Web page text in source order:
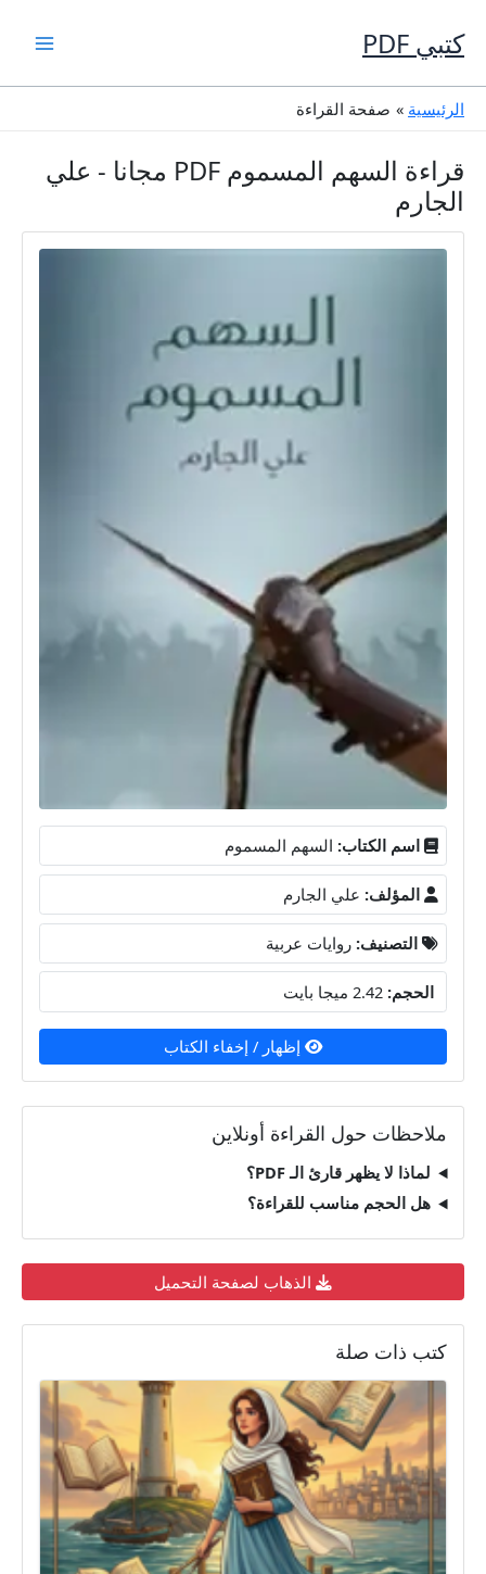
إلى
المحتوى
كتبي PDF
الرئيسية صفحة القراءة
قراءة السهم المسموم PDF مجانا - علي
الجارم
اسم الكتاب: السهم المسموم
المؤلف: علي الجارم
التصنيف: روايات عربية
الحجم:
إظهار / إخفاء الكتاب
ملاحظات حول القراءة أونلاين
لماذا لا يظهر قارئ الـ PDF؟
هل الحجم مناسب للقراءة؟
الذهاب لصفحة التحميل
كتب ذات صلة